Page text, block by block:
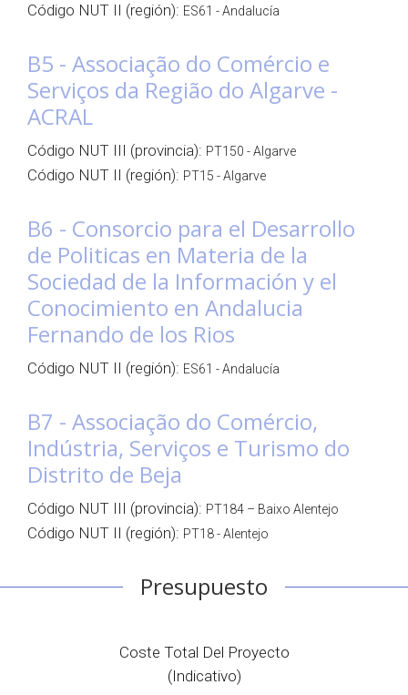
Código NUT II (región): ES61 - Andalucía
B5 - Associação do Comércio e
Serviços da Região do Algarve -
ACRAL
Código NUT III (provincia): PT150 - Algarve
Código NUT II (región): PT15 - Algarve
B6 - Consorcio para el Desarrollo
de Politicas en Materia de la
Sociedad de la Información y el
Conocimiento en Andalucia
Fernando de los Rios
Código NUT II (región): ES61 - Andalucía
B7 - Associação do Comércio,
Indústria, Serviços e Turismo do
Distrito de Beja
Código NUT III (provincia): PT184 – Baixo Alentejo
Código NUT II (región): PT18 - Alentejo
Presupuesto
Coste Total Del Proyecto
(indicativo)